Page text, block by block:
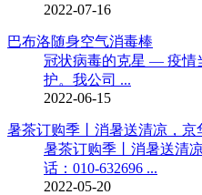
2022-07-16
巴布洛随身空气消毒棒
冠状病毒的克星 — 疫情
护。我公司 ...
2022-06-15
暑茶订购季丨消暑送清凉，京
暑茶订购季丨消暑送清
话：010-632696 ...
2022-05-20